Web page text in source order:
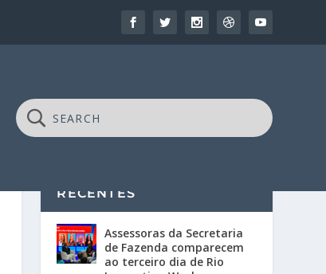
RECENTES
Assessoras da Secretaria
de Fazenda comparecem
ao terceiro dia de Rio